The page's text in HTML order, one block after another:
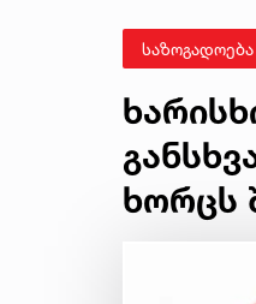
საზოგადოება
ხორცს